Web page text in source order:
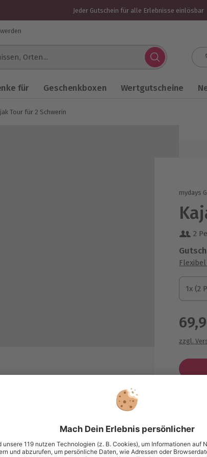
Jeder Gutschein für alle Erlebnisse einlösbar
für Geschenkboxen Wertgutscheine
Tour für 2 Schwerin
mydays
2
1x (2
1x (2
1x (2
zzgl.